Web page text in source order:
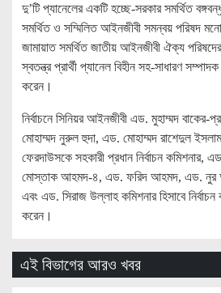
দু’টি প্যানেলের একটি হচ্ছে-সরকার সমর্থিত
সমর্থিত ও সম্মিলিত আইনজীবী সমন্বয় পরিষদ
জামায়াত সমর্থিত জাতীয় আইনজীবী ঐক্য
স্বতন্ত্র প্রার্থী প্যানেল বিহীন সহ-সাধারণ
করেন।
নির্বাচনে সিনিয়র আইনজীবী এড. মুহাম্মদ বাকের-
মোহাম্মদ নুরুল হুদা, এড. মোহাম্মদ রাশেদুল
ফেরদাউসকে সহকারী প্রধান নির্বাচন
মোস্তাক আহমদ-৪, এড. ফরিদ আহমদ, এড. নুর
এবং এড. সিরাজ উল্লাহ কমিশনার হিসাবে
করেন।
এই বিভাগের আরও খবর